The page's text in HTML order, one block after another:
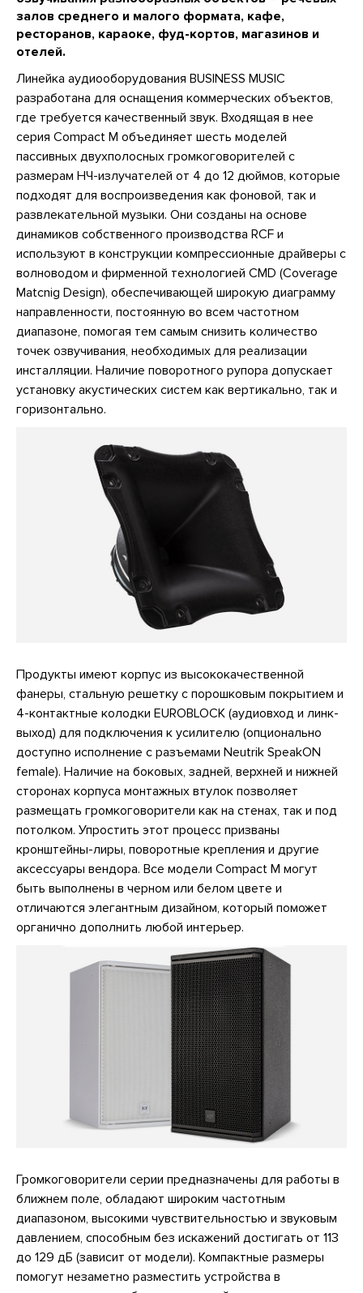
залов среднего и малого формата, кафе,
ресторанов, караоке, фуд-кортов, магазинов и
отелей.
Линейка аудиооборудования BUSINESS MUSIC
разработана для оснащения коммерческих объектов,
где требуется качественный звук. Входящая в нее
серия Compact M объединяет шесть моделей
пассивных двухполосных громкоговорителей с
размерам НЧ-излучателей от 4 до 12 дюймов, которые
подходят для воспроизведения как фоновой, так и
развлекательной музыки. Они созданы на основе
динамиков собственного производства RCF и
используют в конструкции компрессионные драйверы с
волноводом и фирменной технологией CMD (Coverage
Matcnig Design), обеспечивающей широкую диаграмму
направленности, постоянную во всем частотном
диапазоне, помогая тем самым снизить количество
точек озвучивания, необходимых для реализации
инсталляции. Наличие поворотного рупора допускает
установку акустических систем как вертикально, так и
горизонтально.
Продукты имеют корпус из высококачественной
фанеры, стальную решетку с порошковым покрытием и
4-контактные колодки EUROBLOCK (аудиовход и линк-
выход) для подключения к усилителю (опционально
доступно исполнение с разъемами Neutrik SpeakON
female). Наличие на боковых, задней, верхней и нижней
сторонах корпуса монтажных втулок позволяет
размещать громкоговорители как на стенах, так и под
потолком. Упростить этот процесс призваны
кронштейны-лиры, поворотные крепления и другие
аксессуары вендора. Все модели Compact M могут
быть выполнены в черном или белом цвете и
отличаются элегантным дизайном, который поможет
органично дополнить любой интерьер.
Громкоговорители серии предназначены для работы в
ближнем поле, обладают широким частотным
диапазоном, высокими чувствительностью и звуковым
давлением, способным без искажений достигать от 113
до 129 дБ (зависит от модели). Компактные размеры
помогут незаметно разместить устройства в